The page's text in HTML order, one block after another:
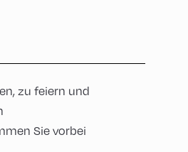
zu feiern und
Sie vorbei